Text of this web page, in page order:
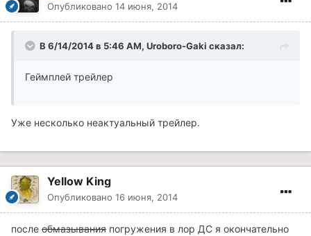
Опубликовано 14 июня, 2014
В 6/14/2014 в 5:46 AM, Uroboro-Gaki сказал:
Геймплей трейлер
Уже несколько неактуальный трейлер.
Yellow King
Опубликовано 16 июня, 2014
после обмазывания погружения в лор ДС я окончательно